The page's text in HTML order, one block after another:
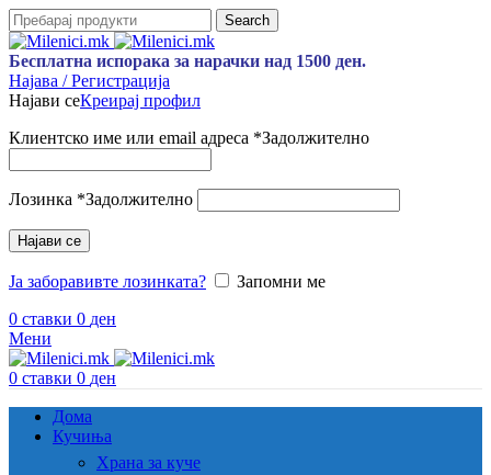
Search
Бесплатна испорака за нарачки над 1500 ден.
Најава / Регистрација
Најави сеКреирај профил
Клиентско име или email адреса *Задолжително
Лозинка *Задолжително
Најави се
Ја заборавивте лозинката?
Запомни ме
0 ставки 0 ден
Мени
0 ставки 0 ден
Дома
Кучиња
Храна за куче